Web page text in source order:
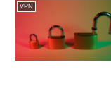
VPN